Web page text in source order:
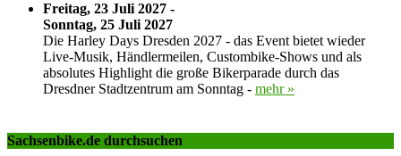
Freitag, 23 Juli 2027 -
Sonntag, 25 Juli 2027
Die Harley Days Dresden 2027 - das Event bietet wieder
Live-Musik, Händlermeilen, Custombike-Shows und als
absolutes Highlight die große Bikerparade durch das
Dresdner Stadtzentrum am Sonntag - mehr »
Sachsenbike.de durchsuchen